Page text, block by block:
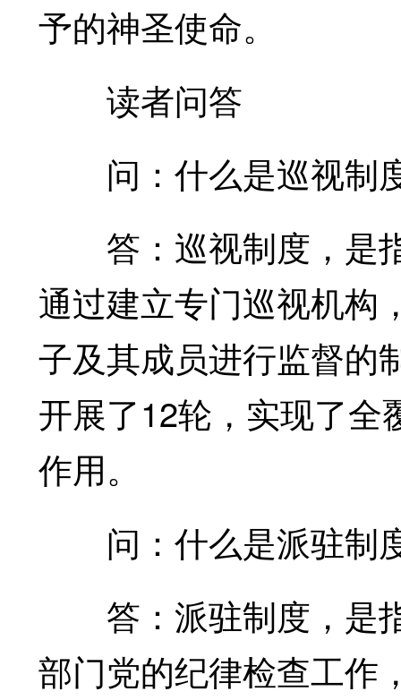
予的神圣使命。
读者问答
问：什么是巡视制
答：巡视制度，是
通过建立专门巡视机构
子及其成员进行监督的
开展了12轮，实现了全
作用。
问：什么是派驻制
答：派驻制度，是
部门党的纪律检查工作